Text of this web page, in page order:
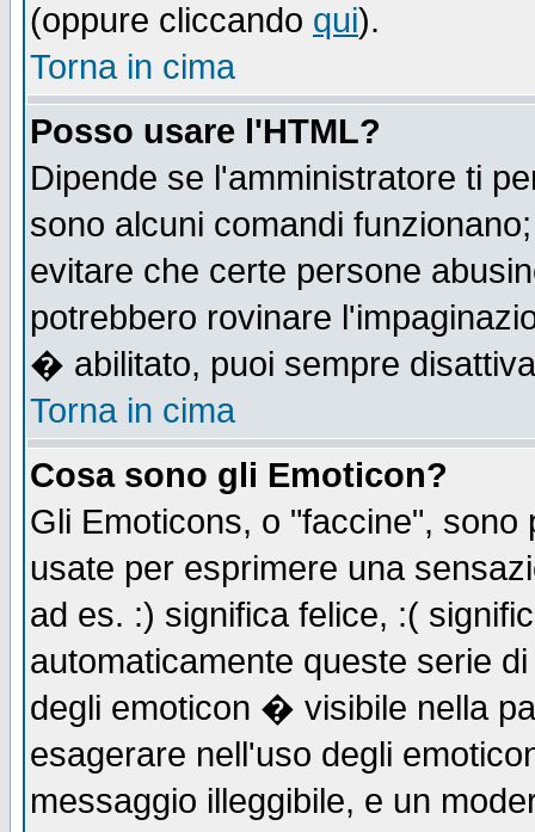
(oppure cliccando qui).
Torna in cima
Posso usare l'HTML?
Dipende se l'amministratore ti
sono alcuni comandi
evitare che certe persone
potrebbero rovinare
� abilitato, puoi sempre
Torna in cima
Cosa sono gli Emoticon?
Gli Emoticons, o "faccine",
usate per esprimere una
ad es. :) significa felice, :(
automaticamente queste serie
degli emoticon � visibile nella
esagerare nell'uso degli
messaggio illeggibile, e un